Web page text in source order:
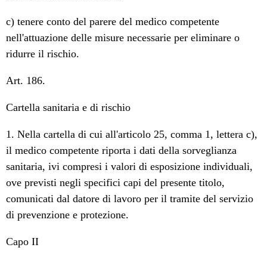
c) tenere conto del parere del medico competente
nell'attuazione delle misure necessarie per eliminare o
ridurre il rischio.
Art. 186.
Cartella sanitaria e di rischio
1. Nella cartella di cui all'articolo 25, comma 1, lettera c),
il medico competente riporta i dati della sorveglianza
sanitaria, ivi compresi i valori di esposizione individuali,
ove previsti negli specifici capi del presente titolo,
comunicati dal datore di lavoro per il tramite del servizio
di prevenzione e protezione.
Capo II